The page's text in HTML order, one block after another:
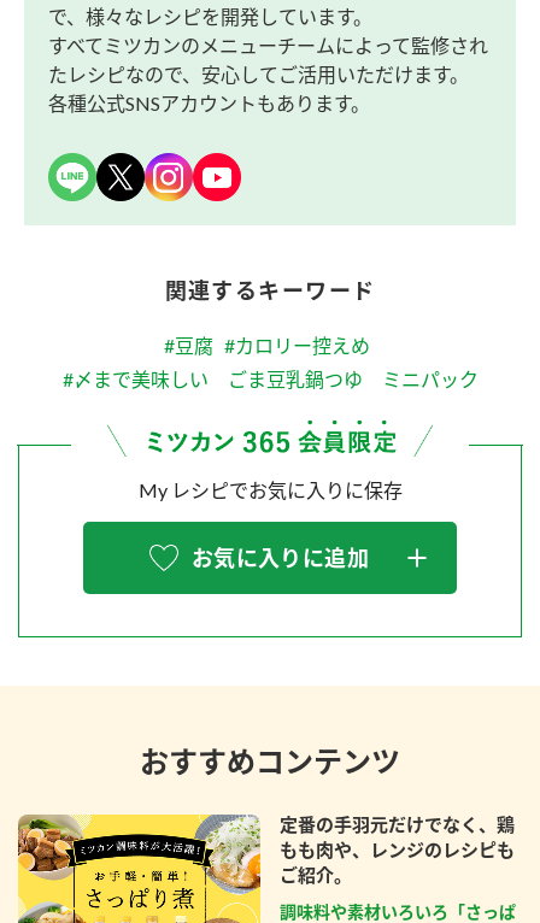
で、様々なレシピを開発しています。
すべてミツカンのメニューチームによって監修され
たレシピなので、安心してご活用いただけます。
各種公式SNSアカウントもあります。
関連するキーワード
#豆腐 #カロリー控えめ
#〆まで美味しい ごま豆乳鍋つゆ ミニパック
My レシピでお気に入りに保存
お気に入りに追加
おすすめコンテンツ
定番の手羽元だけでなく、鶏
もも肉や、レンジのレシピも
ご紹介。
調味料や素材いろいろ「さっぱ